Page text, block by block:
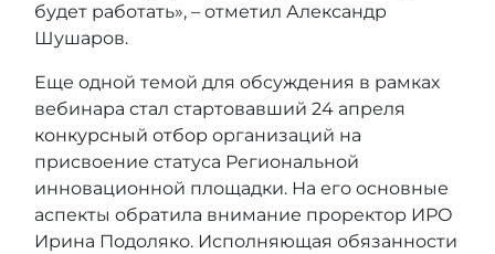
будет работать», – отметил Александр
Шушаров.
Еще одной темой для обсуждения в рамках
вебинара стал стартовавший 24 апреля
конкурсный отбор организаций на
присвоение статуса Региональной
инновационной площадки. На его основные
аспекты обратила внимание проректор ИРО
Ирина Подоляко. Исполняющая обязанности